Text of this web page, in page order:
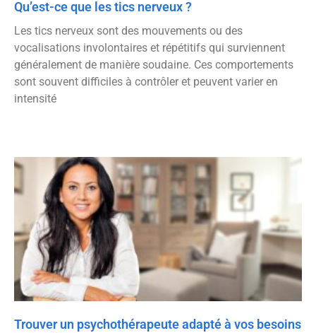
Qu’est-ce que les tics nerveux ?
Les tics nerveux sont des mouvements ou des
vocalisations involontaires et répétitifs qui surviennent
généralement de manière soudaine. Ces comportements
sont souvent difficiles à contrôler et peuvent varier en
intensité
Trouver un psychothérapeute adapté à vos besoins